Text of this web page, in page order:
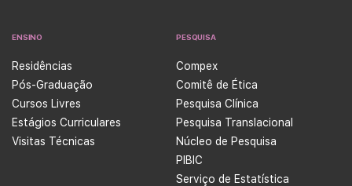
ENSINO
Residências
Pós-Graduação
Cursos Livres
Estágios Curriculares
Visitas Técnicas
PESQUISA
Compex
Comitê de Ética
Pesquisa Clínica
Pesquisa Translacional
Núcleo de Pesquisa
PIBIC
Serviço de Estatística